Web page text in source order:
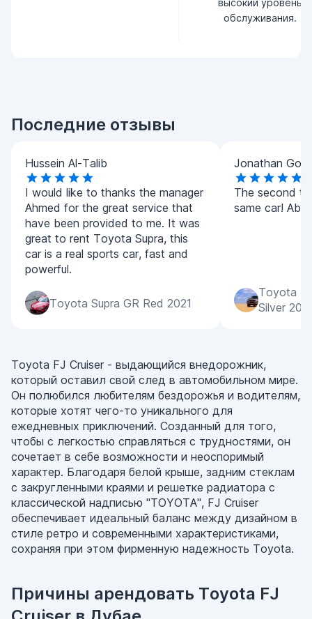
высокий уровень
обслуживания.
Последние отзывы
Hussein Al-Talib
I would like to thanks the manager
Ahmed for the great service that
have been provided to me. It was
great to rent Toyota Supra, this
car is a real sports car, fast and
powerful.
Toyota Supra GR Red 2021
Jonathan
The second
same car!
Toyota
Silver
Toyota FJ Cruiser - выдающийся внедорожник,
который оставил свой след в автомобильном мире.
Он полюбился любителям бездорожья и водителям,
которые хотят чего-то уникального для
ежедневных приключений. Созданный для того,
чтобы с легкостью справляться с трудностями, он
сочетает в себе возможности и неоспоримый
характер. Благодаря белой крыше, задним стеклам
с закругленными краями и решетке радиатора с
классической надписью "TOYOTA", FJ Cruiser
обеспечивает идеальный баланс между дизайном в
стиле ретро и современными характеристиками,
сохраняя при этом фирменную надежность Toyota.
Причины арендовать Toyota FJ